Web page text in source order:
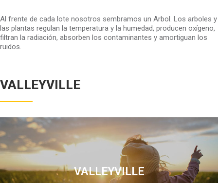
Al frente de cada lote nosotros sembramos un Arbol. Los arboles y
las plantas regulan la temperatura y la humedad, producen oxígeno,
filtran la radiación, absorben los contaminantes y amortiguan los
ruidos.
VALLEYVILLE
VALLEYVILLE